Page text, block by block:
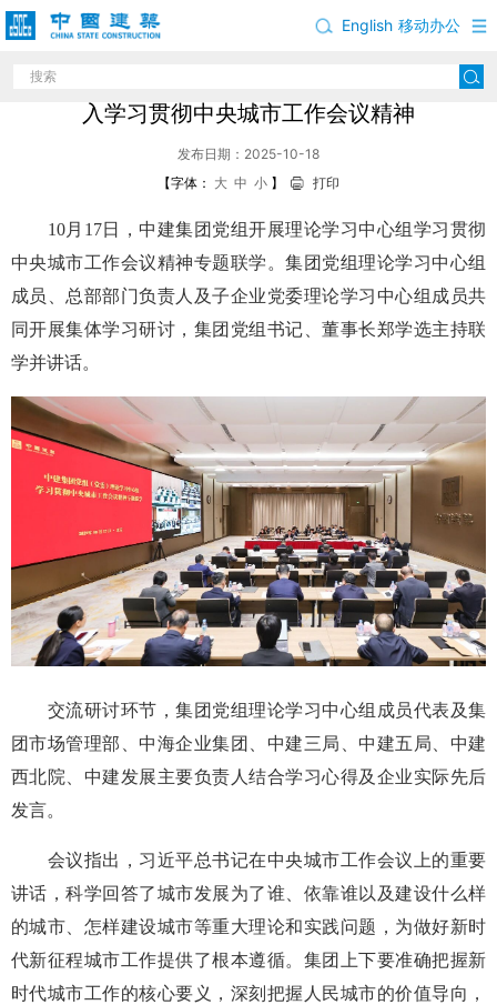
移动办公
English
中建集团党组开展理论学习中心组专题联学，深
入学习贯彻中央城市工作会议精神
发布日期：2025-10-18
【字体： 大 中 小 】 打印
10月17日，中建集团党组开展理论学习中心组学习贯彻
中央城市工作会议精神专题联学。集团党组理论学习中心组
成员、总部部门负责人及子企业党委理论学习中心组成员共
同开展集体学习研讨，集团党组书记、董事长郑学选主持联
学并讲话。
交流研讨环节，集团党组理论学习中心组成员代表及集
团市场管理部、中海企业集团、中建三局、中建五局、中建
西北院、中建发展主要负责人结合学习心得及企业实际先后
发言。
会议指出，习近平总书记在中央城市工作会议上的重要
讲话，科学回答了城市发展为了谁、依靠谁以及建设什么样
的城市、怎样建设城市等重大理论和实践问题，为做好新时
代新征程城市工作提供了根本遵循。集团上下要准确把握新
时代城市工作的核心要义，深刻把握人民城市的价值导向，